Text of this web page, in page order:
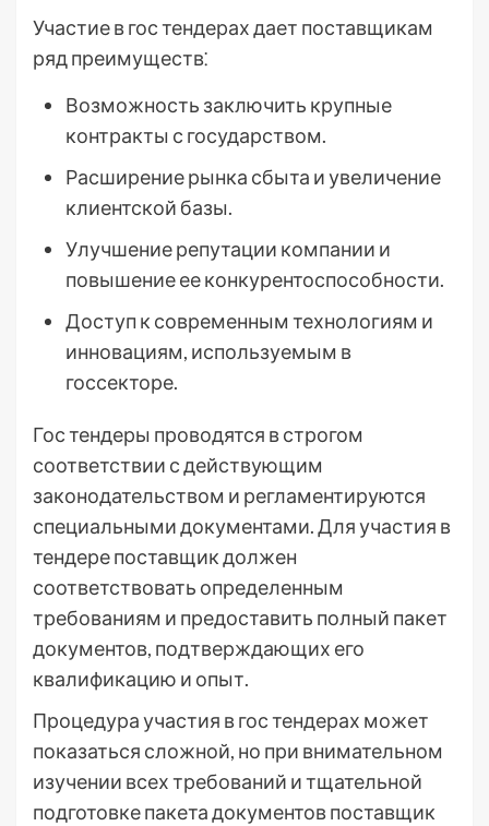
Участие в гос тендерах дает поставщикам
ряд преимуществ⁚
Возможность заключить крупные
контракты с государством.
Расширение рынка сбыта и увеличение
клиентской базы.
Улучшение репутации компании и
повышение ее конкурентоспособности.
Доступ к современным технологиям и
инновациям, используемым в
госсекторе.
Гос тендеры проводятся в строгом
соответствии с действующим
законодательством и регламентируются
специальными документами. Для участия в
тендере поставщик должен
соответствовать определенным
требованиям и предоставить полный пакет
документов, подтверждающих его
квалификацию и опыт.
Процедура участия в гос тендерах может
показаться сложной, но при внимательном
изучении всех требований и тщательной
подготовке пакета документов поставщик